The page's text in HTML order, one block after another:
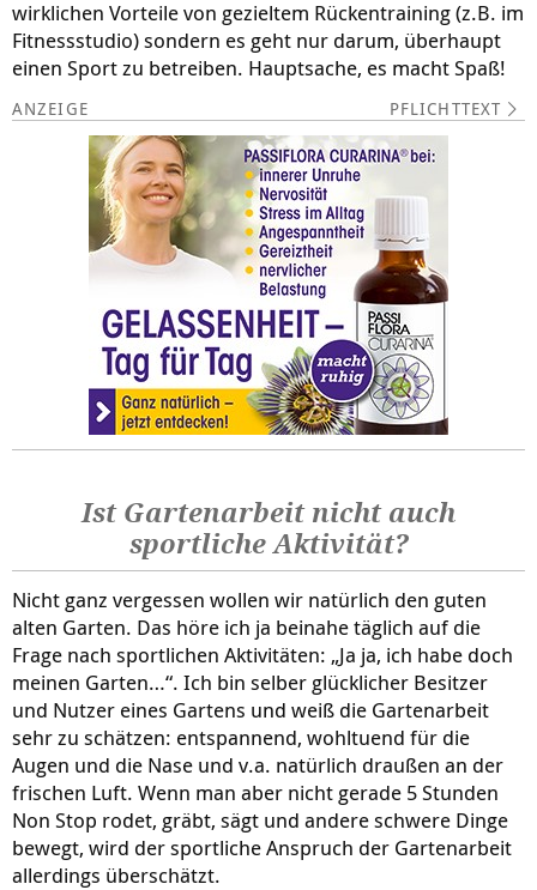
wirklichen Vorteile von gezieltem Rückentraining (z.B. im
Fitnessstudio) sondern es geht nur darum, überhaupt
einen Sport zu betreiben. Hauptsache, es macht Spaß!
PFLICHTTEXT
Ist Gartenarbeit nicht auch
sportliche Aktivität?
Nicht ganz vergessen wollen wir natürlich den guten
alten Garten. Das höre ich ja beinahe täglich auf die
Frage nach sportlichen Aktivitäten: „Ja ja, ich habe doch
meinen Garten…“. Ich bin selber glücklicher Besitzer
und Nutzer eines Gartens und weiß die Gartenarbeit
sehr zu schätzen: entspannend, wohltuend für die
Augen und die Nase und v.a. natürlich draußen an der
frischen Luft. Wenn man aber nicht gerade 5 Stunden
Non Stop rodet, gräbt, sägt und andere schwere Dinge
bewegt, wird der sportliche Anspruch der Gartenarbeit
allerdings überschätzt.